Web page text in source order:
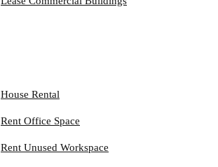
House Rental
Rent Office Space
Rent Unused Workspace